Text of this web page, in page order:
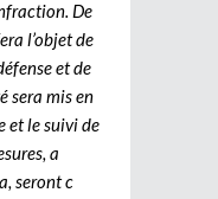
De
l’objet de
et de
sera mis en
et le suivi de
a
seront c